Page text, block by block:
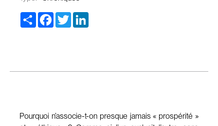
Share Facebook
Twitter
Pourquoi n’associe-t-on presque jamais « prospérité »